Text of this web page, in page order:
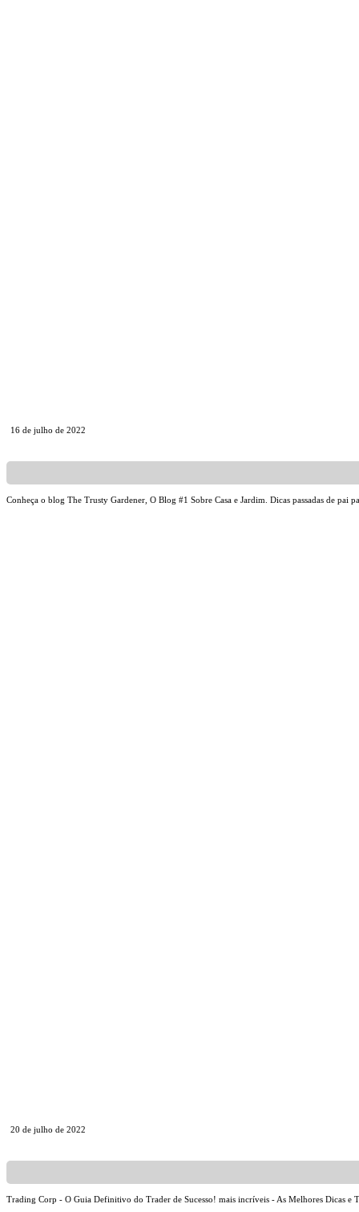
16 de julho de 2022
Conheça o blog The Trusty Gardener, O Blog #1 Sobre Casa e Jardim. Dicas passadas de pai
20 de julho de 2022
Trading Corp - O Guia Definitivo do Trader de Sucesso! mais incríveis - As Melhores Dicas e